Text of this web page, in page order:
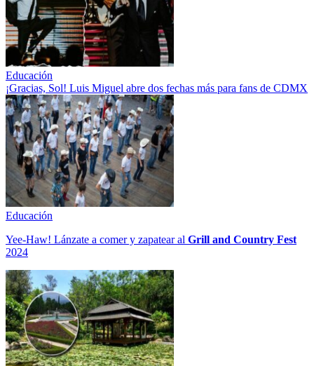
Educación
¡Gracias, Sol! Luis Miguel abre dos fechas más para fans de CDMX
Educación
Yee-Haw! Lánzate a comer y zapatear al Grill and Country Fest
2024